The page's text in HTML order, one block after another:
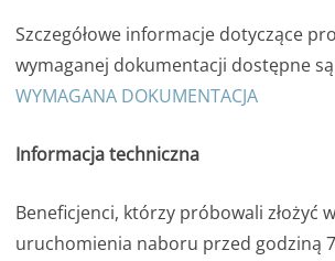
Szczegółowe informacje dotyczące
wymaganej dokumentacji dostępne
WYMAGANA DOKUMENTACJA
Informacja techniczna
Beneficjenci, którzy próbowali złożyć
uruchomienia naboru przed godziną